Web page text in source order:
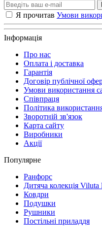
Я прочитав Умови
Інформація
Про нас
Оплата і доставка
Гарантія
Договір публічної
Умови використання
Співпраця
Політика
Зворотній зв'язок
Карта сайту
Виробники
Акції
Популярне
Ранфорс
Дитяча колекція Viluta
Ковдри
Подушки
Рушники
Постільні приладдя